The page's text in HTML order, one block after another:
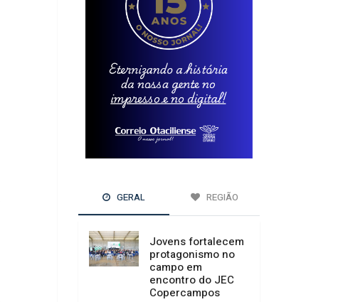
GERAL REGIÃO
Jovens fortalecem
protagonismo no
campo em
encontro do JEC
Copercampos